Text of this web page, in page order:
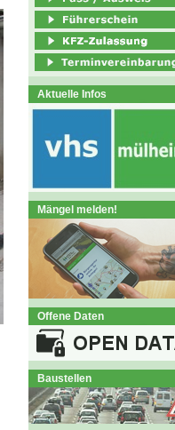
Aktuelle Infos
Mängel melden!
Offene Daten
Baustellen